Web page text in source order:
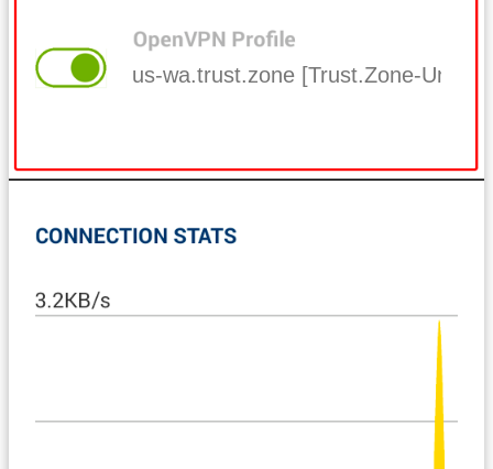
us-wa.trust.zone [Trust.Zone-